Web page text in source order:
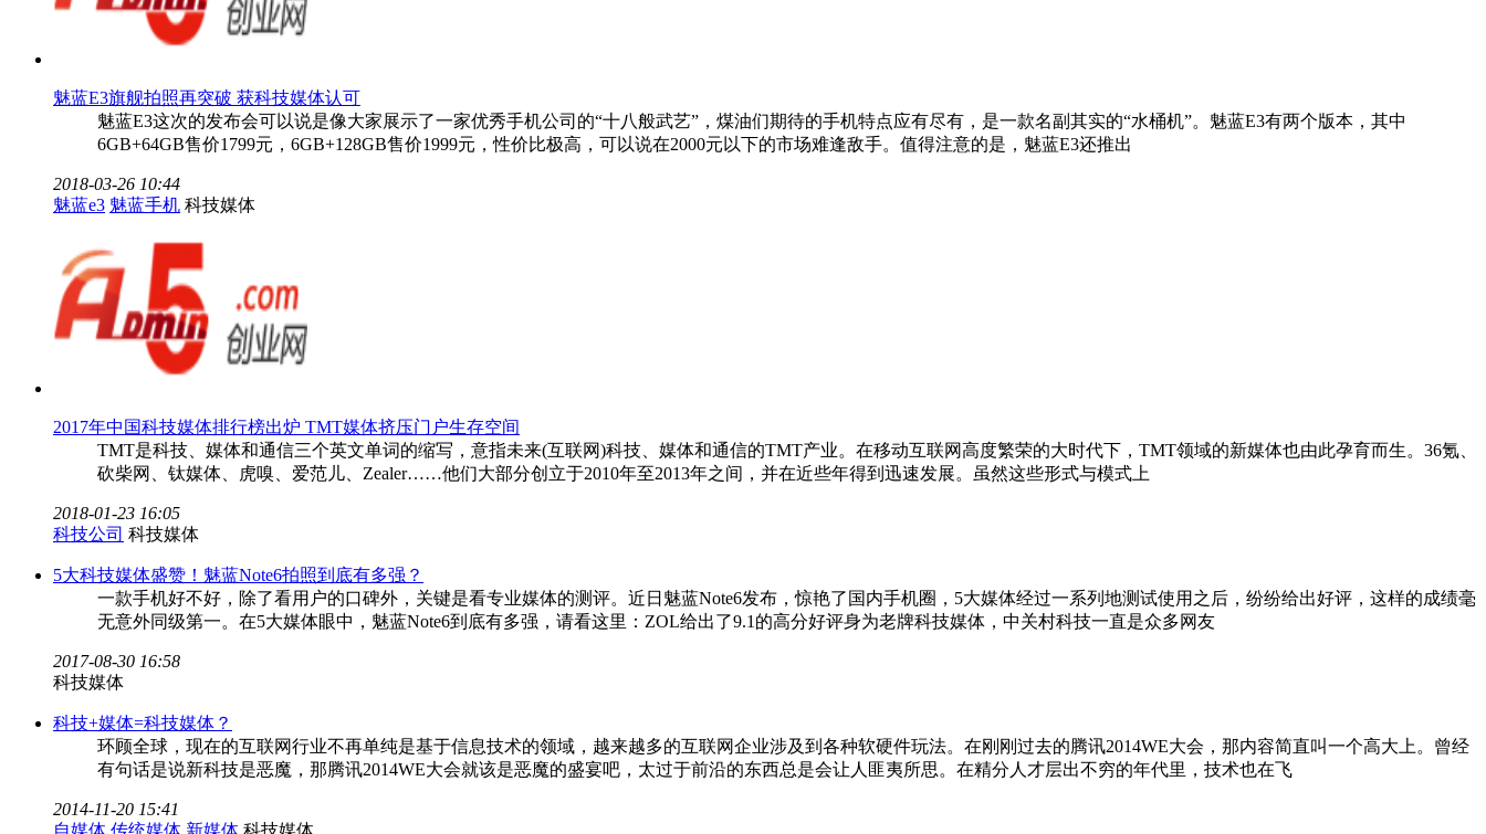
魅蓝E3旗舰拍照再突破 获科技媒体认可
魅蓝E3这次的发布会可以说是像大家展示了一家优秀手机公司的“十八般武艺”，煤油们期待的手机特点应有尽有，是一款名副其实的“水桶机”。魅蓝E3有两个版本，其中
6GB+64GB售价1799元，6GB+128GB售价1999元，性价比极高，可以说在2000元以下的市场难逢敌手。值得注意的是，魅蓝E3还推出
2018-03-26 10:44
魅蓝e3 魅蓝手机 科技媒体
2017年中国科技媒体排行榜出炉 TMT媒体挤压门户生存空间
TMT是科技、媒体和通信三个英文单词的缩写，意指未来(互联网)科技、媒体和通信的TMT产业。在移动互联网高度繁荣的大时代下，TMT领域的新媒体也由此孕育而生。36氪、
砍柴网、钛媒体、虎嗅、爱范儿、Zealer……他们大部分创立于2010年至2013年之间，并在近些年得到迅速发展。虽然这些形式与模式上
2018-01-23 16:05
科技公司 科技媒体
5大科技媒体盛赞！魅蓝Note6拍照到底有多强？
一款手机好不好，除了看用户的口碑外，关键是看专业媒体的测评。近日魅蓝Note6发布，惊艳了国内手机圈，5大媒体经过一系列地测试使用之后，纷纷给出好评，这样的成绩毫
无意外同级第一。在5大媒体眼中，魅蓝Note6到底有多强，请看这里：ZOL给出了9.1的高分好评身为老牌科技媒体，中关村科技一直是众多网友
2017-08-30 16:58
科技媒体
科技+媒体=科技媒体？
环顾全球，现在的互联网行业不再单纯是基于信息技术的领域，越来越多的互联网企业涉及到各种软硬件玩法。在刚刚过去的腾讯2014WE大会，那内容简直叫一个高大上。曾经
有句话是说新科技是恶魔，那腾讯2014WE大会就该是恶魔的盛宴吧，太过于前沿的东西总是会让人匪夷所思。在精分人才层出不穷的年代里，技术也在飞
2014-11-20 15:41
自媒体 传统媒体 新媒体 科技媒体